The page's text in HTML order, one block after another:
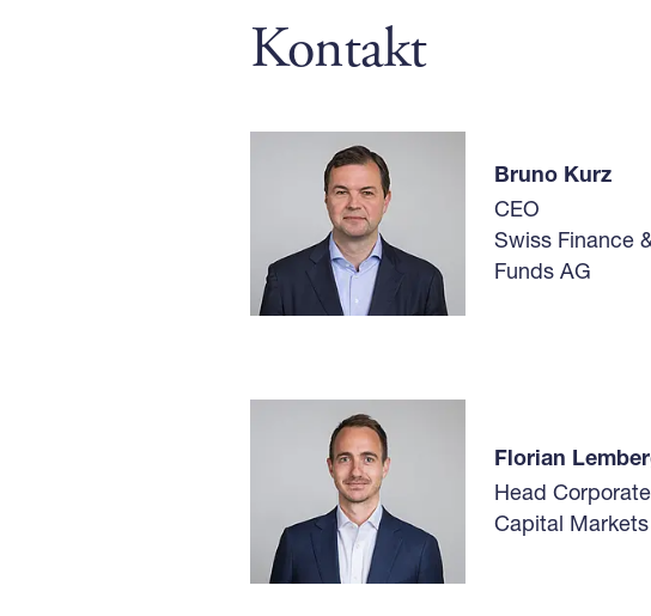
Kontakt
Bruno Kurz
CEO
Swiss Finance
Funds AG
Florian
Head
Capital Markets